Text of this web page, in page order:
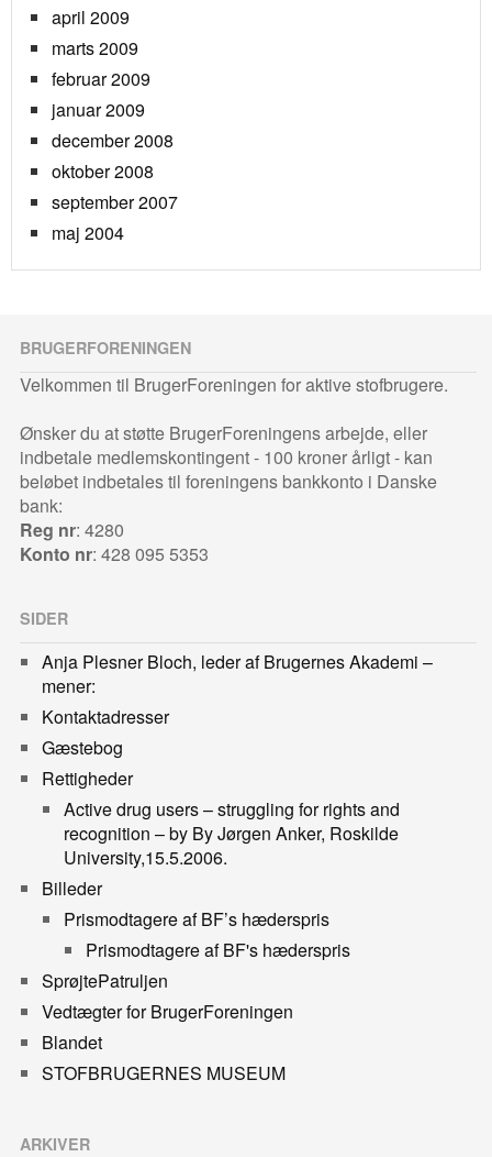
april 2009
marts 2009
februar 2009
januar 2009
december 2008
oktober 2008
september 2007
maj 2004
BRUGERFORENINGEN
Velkommen til BrugerForeningen for aktive stofbrugere.
Ønsker du at støtte BrugerForeningens arbejde, eller
indbetale medlemskontingent - 100 kroner årligt - kan
beløbet indbetales til foreningens bankkonto i Danske
bank:
Reg nr: 4280
Konto nr: 428 095 5353
SIDER
Anja Plesner Bloch, leder af Brugernes Akademi –
mener:
Kontaktadresser
Gæstebog
Rettigheder
Active drug users – struggling for rights and
recognition – by By Jørgen Anker, Roskilde
University,15.5.2006.
Billeder
Prismodtagere af BF’s hæderspris
Prismodtagere af BF's hæderspris
SprøjtePatruljen
Vedtægter for BrugerForeningen
Blandet
STOFBRUGERNES MUSEUM
ARKIVER